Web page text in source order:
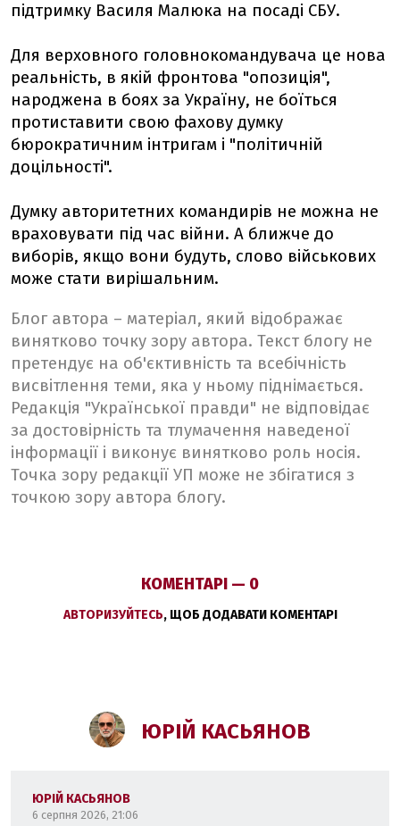
підтримку Василя Малюка на посаді СБУ.
Для верховного головнокомандувача це нова
реальність, в якій фронтова "опозиція",
народжена в боях за Україну, не боїться
протиставити свою фахову думку
бюрократичним інтригам і "політичній
доцільності".
Думку авторитетних командирів не можна не
враховувати під час війни. А ближче до
виборів, якщо вони будуть, слово військових
може стати вирішальним.
Блог автора – матеріал, який відображає
винятково точку зору автора. Текст блогу не
претендує на об'єктивність та всебічність
висвітлення теми, яка у ньому піднімається.
Редакція "Української правди" не відповідає
за достовірність та тлумачення наведеної
інформації і виконує винятково роль носія.
Точка зору редакції УП може не збігатися з
точкою зору автора блогу.
КОМЕНТАРІ — 0
АВТОРИЗУЙТЕСЬ, ЩОБ ДОДАВАТИ КОМЕНТАРІ
ЮРІЙ КАСЬЯНОВ
ЮРІЙ КАСЬЯНОВ
6 серпня 2026, 21:06